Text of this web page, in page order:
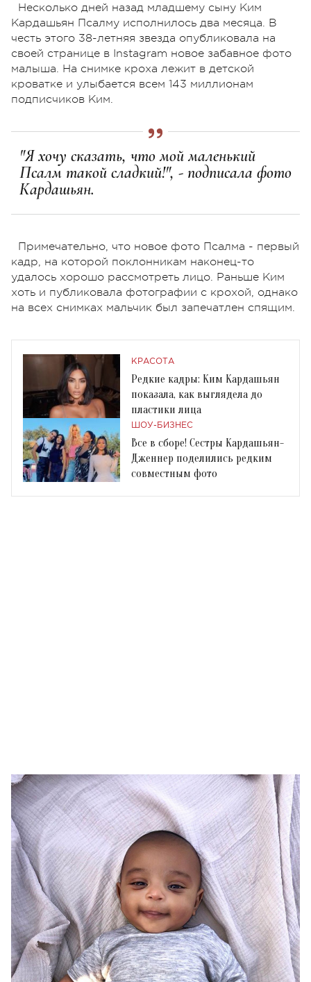
Несколько дней назад младшему сыну Ким
Кардашьян Псалму исполнилось два месяца. В
честь этого 38-летняя звезда опубликовала на
своей странице в Instagram новое забавное фото
малыша. На снимке кроха лежит в детской
кроватке и улыбается всем 143 миллионам
подписчиков Ким.
"Я хочу сказать, что мой маленький
Псалм такой сладкий!", - подписала фото
Кардашьян.
Примечательно, что новое фото Псалма - первый
кадр, на которой поклонникам наконец-то
удалось хорошо рассмотреть лицо. Раньше Ким
хоть и публиковала фотографии с крохой, однако
на всех снимках мальчик был запечатлен спящим.
КРАСОТА
Редкие кадры: Ким Кардашьян
показала, как выглядела до
пластики лица
ШОУ-БИЗНЕС
Все в сборе! Сестры Кардашьян-
Дженнер поделились редким
совместным фото